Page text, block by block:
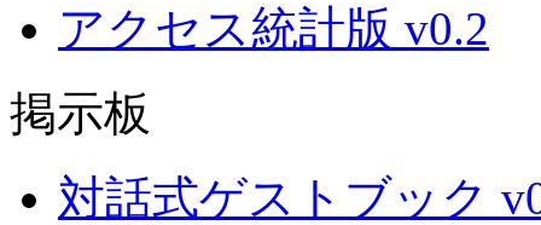
アクセス統計版 v0.2
掲示板
対話式ゲストブック